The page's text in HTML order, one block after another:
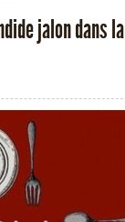
jalon dans la